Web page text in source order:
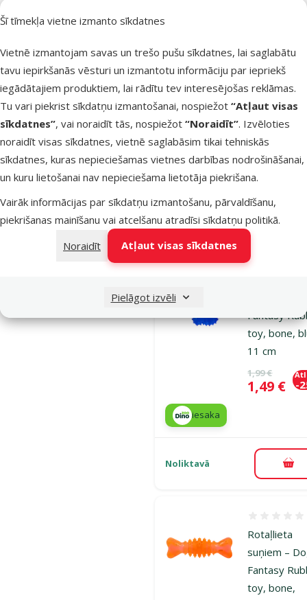
Šī tīmekļa vietne izmanto sīkdatnes
Vietnē izmantojam savas un trešo pušu sīkdatnes, lai saglabātu
tavu iepirkšanās vēsturi un izmantotu informāciju par iepriekš
iegādātajiem produktiem, lai rādītu tev interesējošas reklāmas.
Tu vari piekrist sīkdatņu izmantošanai, nospiežot “Atļaut visas
sīkdatnes”, vai noraidīt tās, nospiežot “Noraidīt”. Izvēloties
noraidīt visas sīkdatnes, vietnē saglabāsim tikai tehniskās
sīkdatnes, kuras nepieciešamas vietnes darbības nodrošināšanai,
un kuru lietošanai nav nepieciešama lietotāja piekrišana.
Vairāk informācijas par sīkdatņu izmantošanu, pārvaldīšanu,
piekrišanas mainīšanu vai atcelšanu atradīsi sīkdatņu politikā.
Noraidīt
Atļaut visas sīkdatnes
Pielāgot izvēli
Fantasy
toy, ring,
orange, 7
Oriģinālā
1,49 €
Cena
1,12 €
iesaka
Noliktavā
Fantasy
toy, bone,
11 cm
Atsauksmes
Oriģinālā
1,99 €
Cena
1,49 € -
iesaka
Noliktavā
Rotaļlieta
suņiem –
Fantasy
toy, bone,